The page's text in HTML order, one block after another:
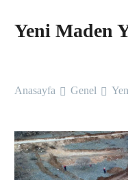
Yeni Maden
Anasayfa Genel